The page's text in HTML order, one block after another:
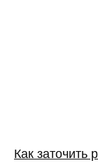
Как